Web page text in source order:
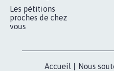
Les pétitions
proches de chez
vous
Accueil Nous